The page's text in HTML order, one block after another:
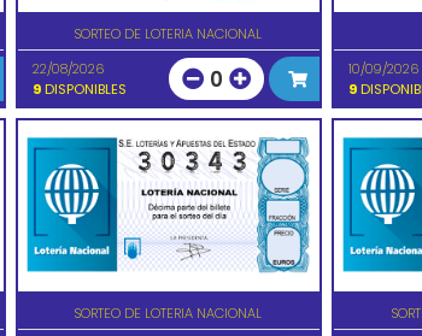
SORTEO DE LOTERIA NACIONAL
22/08/2026
9DISPONIBLES 0
10/09/2026
9
SORTEO DE LOTERIA NACIONAL